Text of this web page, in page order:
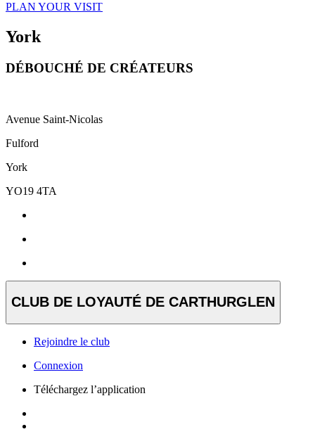
PLAN YOUR VISIT
York
DÉBOUCHÉ DE CRÉATEURS
Avenue Saint-Nicolas
Fulford
York
YO19 4TA
CLUB DE LOYAUTÉ DE CARTHURGLEN
Rejoindre le club
Connexion
Téléchargez l’application